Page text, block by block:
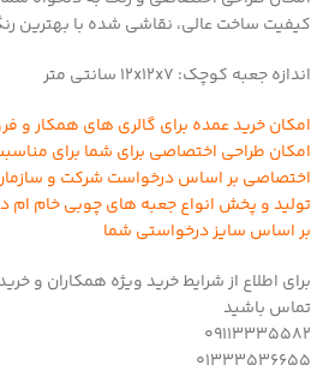
کیفیت ساخت عالی، نقاشی شده با بهترین
اندازه جعبه کوچک: 12x12x7 سانتی متر
امکان خرید عمده برای گالری های همکار
امکان طراحی اختصاصی برای شما برای
اختصاصی بر اساس درخواست شرکت و
تولید و پخش انواع جعبه های چوبی خام
بر اساس سایز درخواستی شما
برای اطلاع از شرایط خرید ویژه همکاران و
تماس باشید
09113335582
01333536655